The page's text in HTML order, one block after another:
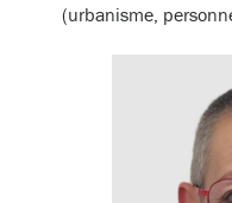
(urbanisme,